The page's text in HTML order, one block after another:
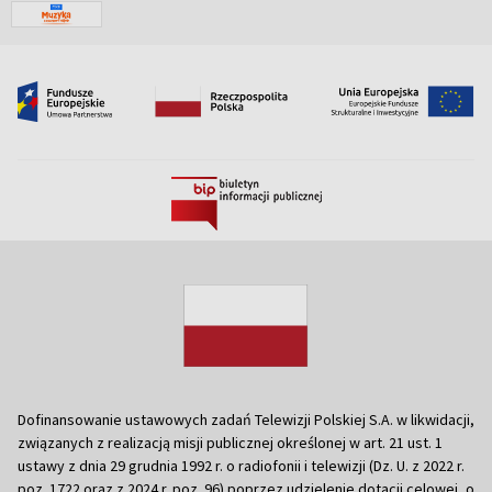
Dofinansowanie ustawowych zadań Telewizji Polskiej S.A. w likwidacji,
związanych z realizacją misji publicznej określonej w art. 21 ust. 1
ustawy z dnia 29 grudnia 1992 r. o radiofonii i telewizji (Dz. U. z 2022 r.